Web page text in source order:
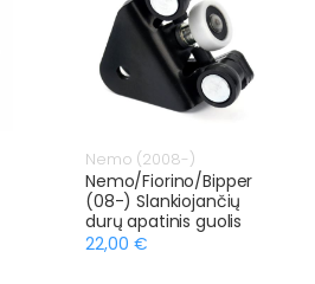
Nemo (2008-)
Nemo/Fiorino/Bipper
(08-) Slankiojančių
durų apatinis guolis
22,00 €